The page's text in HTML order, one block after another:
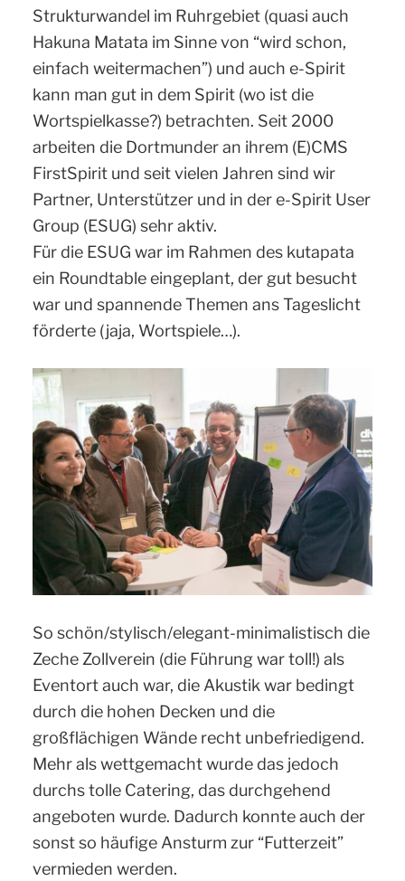
Strukturwandel im Ruhrgebiet (quasi auch
Hakuna Matata im Sinne von “wird schon,
einfach weitermachen”) und auch e-Spirit
kann man gut in dem Spirit (wo ist die
Wortspielkasse?) betrachten. Seit 2000
arbeiten die Dortmunder an ihrem (E)CMS
FirstSpirit und seit vielen Jahren sind wir
Partner, Unterstützer und in der e-Spirit User
Group (ESUG) sehr aktiv.
Für die ESUG war im Rahmen des kutapata
ein Roundtable eingeplant, der gut besucht
war und spannende Themen ans Tageslicht
förderte (jaja, Wortspiele…).
So schön/stylisch/elegant-minimalistisch die
Zeche Zollverein (die Führung war toll!) als
Eventort auch war, die Akustik war bedingt
durch die hohen Decken und die
großflächigen Wände recht unbefriedigend.
Mehr als wettgemacht wurde das jedoch
durchs tolle Catering, das durchgehend
angeboten wurde. Dadurch konnte auch der
sonst so häufige Ansturm zur “Futterzeit”
vermieden werden.